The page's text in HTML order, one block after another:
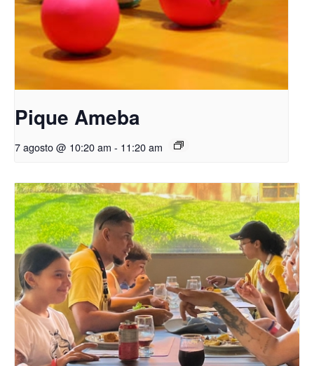
Pique Ameba
7 agosto @ 10:20 am - 11:20 am